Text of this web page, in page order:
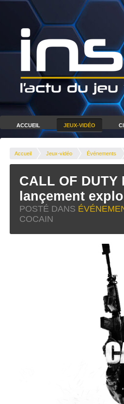
ACCUEIL JEUX-VIDÉO
Accueil Jeux-vidéo Événements
CALL OF DUTY
lançement
POSTÉ DANS
COCAIN